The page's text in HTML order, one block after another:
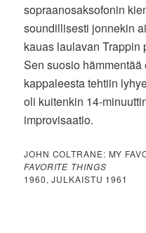
sopraanosaksofonin
soundillisesti jonnekin
kauas laulavan Trappin
Sen suosio
kappaleesta tehtiin
oli kuitenkin 14-
improvisaatio.
JOHN COLTRANE: MY
FAVORITE THINGS
1960, JULKAISTU 1961